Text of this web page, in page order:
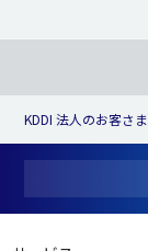
KDDI 法人のお客さま